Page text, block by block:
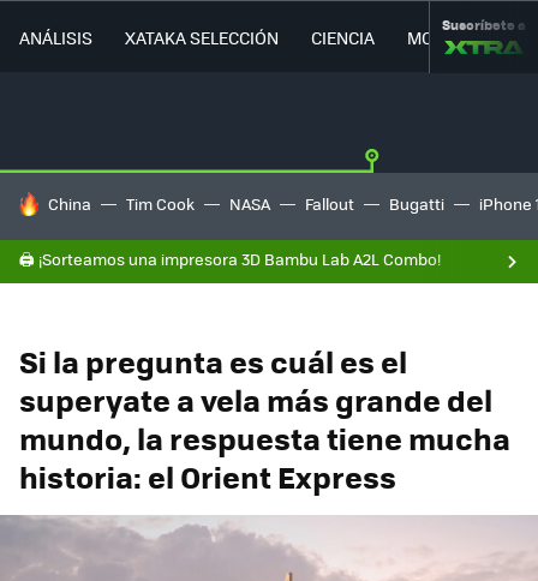
ANÁLISIS XATAKA SELECCIÓN CIENCIA MOVILIDAD
Suscríbete a
HOY SE HABLA DE
China Tim Cook NASA Fallout Bugatti iPhone
🖨️ ¡Sorteamos una impresora 3D Bambu Lab A2L Combo!
Si la pregunta es cuál es el
superyate a vela más grande del
mundo, la respuesta tiene mucha
historia: el Orient Express